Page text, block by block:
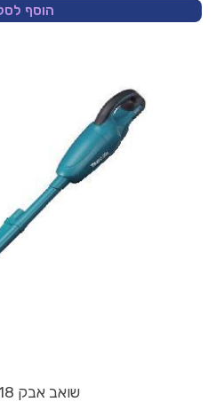
הוסף
שואב אבק 18 וולט